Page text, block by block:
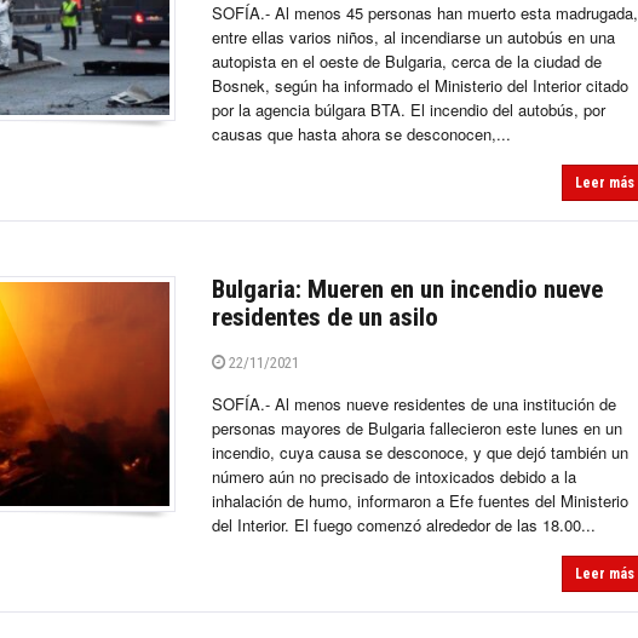
SOFÍA.- Al menos 45 personas han muerto esta madrugada,
entre ellas varios niños, al incendiarse un autobús en una
autopista en el oeste de Bulgaria, cerca de la ciudad de
Bosnek, según ha informado el Ministerio del Interior citado
por la agencia búlgara BTA. El incendio del autobús, por
causas que hasta ahora se desconocen,...
Leer más
Bulgaria: Mueren en un incendio nueve
residentes de un asilo
22/11/2021
SOFÍA.- Al menos nueve residentes de una institución de
personas mayores de Bulgaria fallecieron este lunes en un
incendio, cuya causa se desconoce, y que dejó también un
número aún no precisado de intoxicados debido a la
inhalación de humo, informaron a Efe fuentes del Ministerio
del Interior. El fuego comenzó alrededor de las 18.00...
Leer más